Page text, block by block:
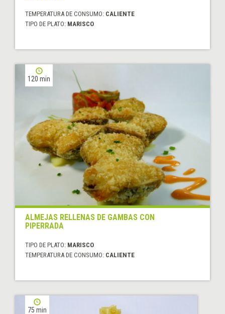
TEMPERATURA DE CONSUMO: CALIENTE
TIPO DE PLATO: MARISCO
120 min
ALMEJAS RELLENAS DE GAMBAS CON
PIPERRADA
TIPO DE PLATO: MARISCO
TEMPERATURA DE CONSUMO: CALIENTE
75 min